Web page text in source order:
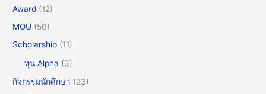
Award (12)
MOU (50)
Scholarship (11)
ทุน Alpha (3)
กิจกรรมนักศึกษา (23)